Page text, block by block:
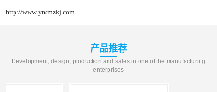
http://www.ynsmzkj.com
产品推荐
Development, design, production and sales in one of the manufacturing
enterprises